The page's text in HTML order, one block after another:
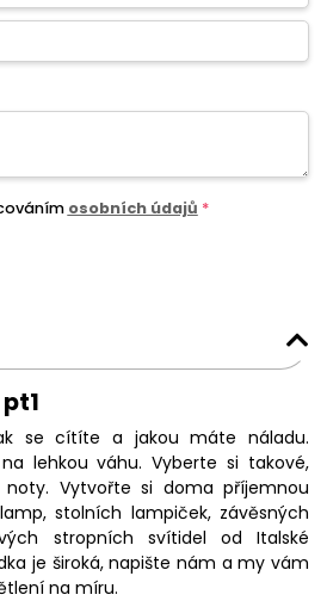
osobních údajů *
se cítíte a jakou máte náladu.
lehkou váhu. Vyberte si takové,
Vytvořte si doma příjemnou
stolních lampiček, závěsných
stropních svítidel od Italské
je široká, napište nám a my vám
na míru.